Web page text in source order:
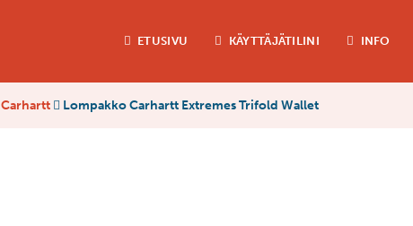
ETUSIVU KÄYTTÄJÄTILINI INFO
Carhartt Lompakko Carhartt Extremes Trifold Wallet